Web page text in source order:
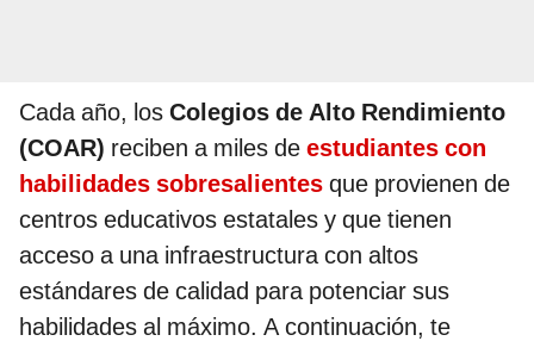
Cada año, los Colegios de Alto Rendimiento
(COAR) reciben a miles de estudiantes con
habilidades sobresalientes que provienen de
centros educativos estatales y que tienen
acceso a una infraestructura con altos
estándares de calidad para potenciar sus
habilidades al máximo. A continuación, te